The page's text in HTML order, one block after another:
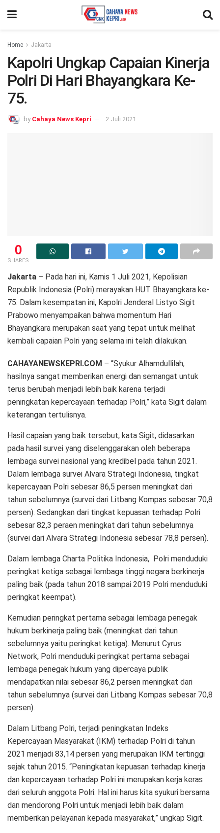
Home Jakarta
Kapolri Ungkap Capaian Kinerja
Polri Di Hari Bhayangkara Ke-
75.
by Cahaya News Kepri 2 Juli 2021
0
SHARES
Jakarta – Pada hari ini, Kamis 1 Juli 2021, Kepolisian
Republik Indonesia (Polri) merayakan HUT Bhayangkara ke-
75. Dalam kesempatan ini, Kapolri Jenderal Listyo Sigit
Prabowo menyampaikan bahwa momentum Hari
Bhayangkara merupakan saat yang tepat untuk melihat
kembali capaian Polri yang selama ini telah dilakukan.
CAHAYANEWSKEPRI.COM – “Syukur Alhamdullilah,
hasilnya sangat memberikan energi dan semangat untuk
terus berubah menjadi lebih baik karena terjadi
peningkatan kepercayaan terhadap Polri,” kata Sigit dalam
keterangan tertulisnya.
Hasil capaian yang baik tersebut, kata Sigit, didasarkan
pada hasil survei yang diselenggarakan oleh beberapa
lembaga survei nasional yang kredibel pada tahun 2021.
Dalam lembaga survei Alvara Strategi Indonesia, tingkat
kepercayaan Polri sebesar 86,5 persen meningkat dari
tahun sebelumnya (survei dari Litbang Kompas sebesar 70,8
persen). Sedangkan dari tingkat kepuasan terhadap Polri
sebesar 82,3 peraen meningkat dari tahun sebelumnya
(survei dari Alvara Strategi Indonesia sebesar 78,8 persen).
Dalam lembaga Charta Politika Indonesia, Polri menduduki
peringkat ketiga sebagai lembaga tinggi negara berkinerja
paling baik (pada tahun 2018 sampai 2019 Polri menduduki
peringkat keempat).
Kemudian peringkat pertama sebagai lembaga penegak
hukum berkinerja paling baik (meningkat dari tahun
sebelumnya yaitu peringkat ketiga). Menurut Cyrus
Network, Polri menduduki peringkat pertama sebagai
lembaga penegak hukum yang dipercaya publik
mendapatkan nilai sebesar 86,2 persen meningkat dari
tahun sebelumnya (survei dari Litbang Kompas sebesar 70,8
persen).
Dalam Litbang Polri, terjadi peningkatan Indeks
Kepercayaan Masyarakat (IKM) terhadap Polri di tahun
2021 menjadi 83,14 persen yang merupakan IKM tertinggi
sejak tahun 2015. “Peningkatan kepuasan terhadap kinerja
dan kepercayaan terhadap Polri ini merupakan kerja keras
dari seluruh anggota Polri. Hal ini harus kita syukuri bersama
dan mendorong Polri untuk menjadi lebih baik dalam
memberikan pelayanan kepada masyarakat,” ungkap Sigit.